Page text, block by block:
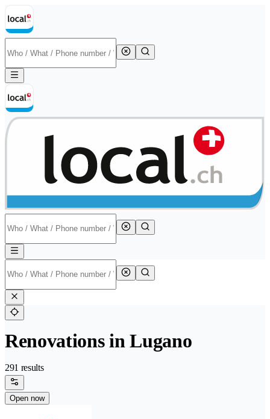
Renovations in Lugano
291 results
Open now